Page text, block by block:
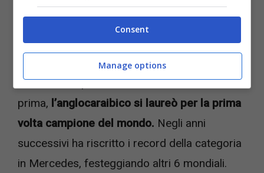
Nel 2008, dopo la delusione cocente dell’anno
prima, l’anglocaraibico si laureò per la prima
volta campione del mondo. Negli anni
successivi ha riscritto i record della categoria
in Mercedes, festeggiando altri 6 mondiali.
Consent
Manage options